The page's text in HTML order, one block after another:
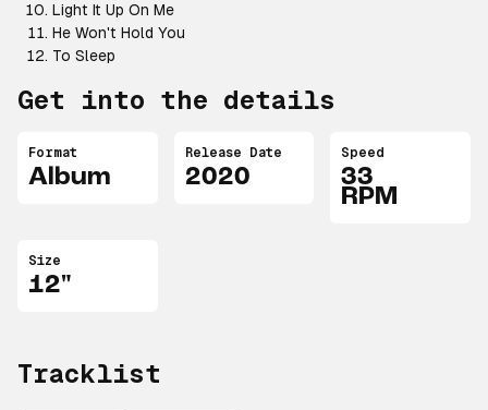
Light It Up On Me
He Won't Hold You
To Sleep
Get into the details
Format
Album
Release Date
2020
Speed
33
RPM
Size
12"
Tracklist